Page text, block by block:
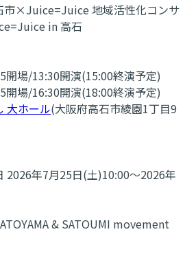
市×Juice=Juice 地域活性化コンサ
in 高石
開場/13:30開演(15:00終演予定)
開場/16:30開演(18:00終演予定)
大ホール(大阪府高石市綾園1丁目9
2026年7月25日(土)10:00～2026年
& SATOUMI movement